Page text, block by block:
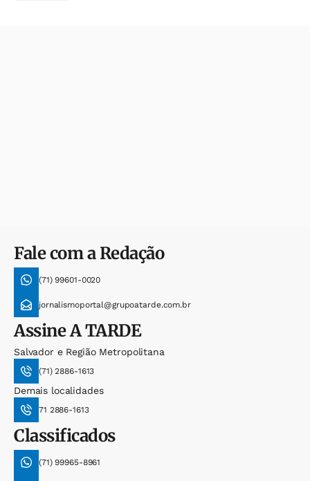
Fale com a Redação
(71) 99601-0020
jornalismoportal@grupoatarde.com.br
AssineA TARDE
Salvador e Região Metropolitana
(71) 2886-1613
Demais localidades
71 2886-1613
Classificados
(71) 99965-8961